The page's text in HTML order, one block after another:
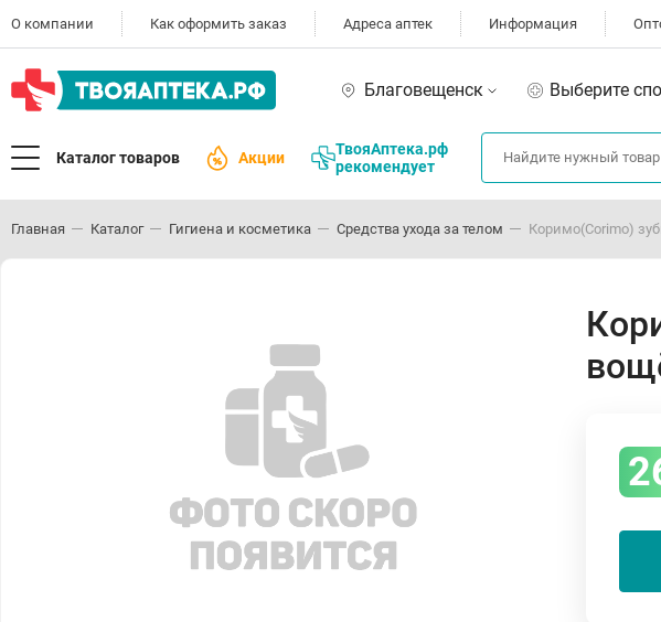
О компании Как оформить заказ Адреса аптек Информация
Благовещенск Выберите
Каталог товаров Акции
ТвояАптека.рф
рекомендует
Главная Каталог Гигиена и косметика Средства ухода за телом Коримо(Corimo)